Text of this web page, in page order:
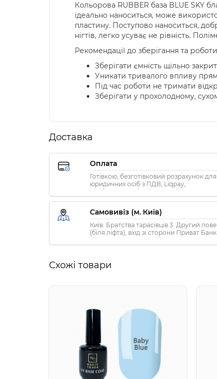
Кольорова RUBBER база BLUE SKY
ідеально наноситься, може
пластину. Поступово наноситься,
нігтів, легко усуває не рівність.
Рекомендації до зберігання та
Зберігати ємність щільно
Уникати тривалого впливу
Під час роботи не тримати
Зберігати у прохолодному,
Доставка
Оплата
Готівкою, безготівковий розрахунок для
юридичних осіб з ПДВ, Liqpay,
Visa/MasterCard, Privat24
Самовивіз (м. Київ)
Київ. Братства тарасівців 3. Другий
(біля ліфта), вхід зі сторони Приват
Схожі товари